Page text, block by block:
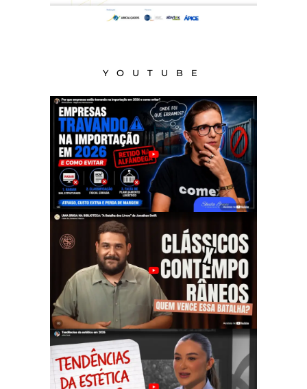
YOUTUBE